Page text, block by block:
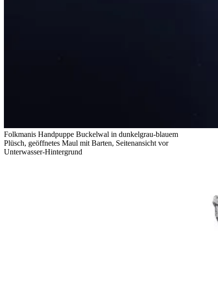
Folkmanis Handpuppe Buckelwal in dunkelgrau-blauem
Plüsch, geöffnetes Maul mit Barten, Seitenansicht vor
Unterwasser-Hintergrund